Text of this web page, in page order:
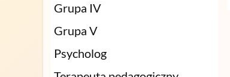
Grupa IV
Grupa V
Psycholog